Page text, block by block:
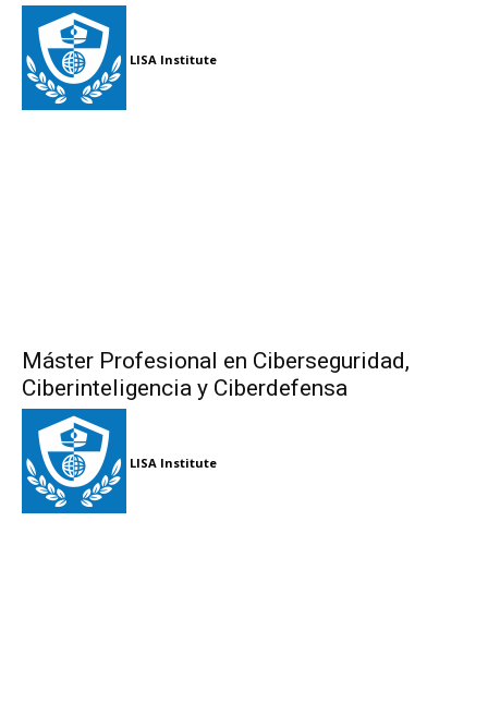
LISA Institute
Máster Profesional en Ciberseguridad,
Ciberinteligencia y Ciberdefensa
LISA Institute